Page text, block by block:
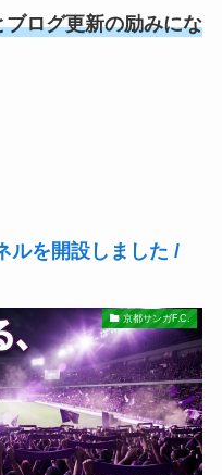
ブログ更新の励みにな
ルを開設しました /
京都サンガF.C.